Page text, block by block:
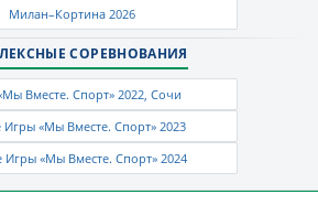
Милан–Кортина 2026
СОРЕВНОВАНИЯ
Вместе. Спорт» 2022, Сочи
Игры «Мы Вместе. Спорт» 2023
Игры «Мы Вместе. Спорт» 2024